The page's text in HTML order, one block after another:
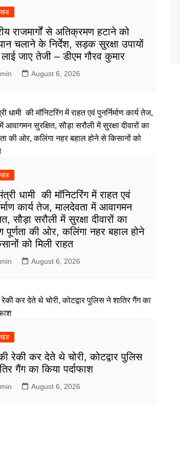
राजमार्गों से अतिक्रमण हटाने को
चलाने के निर्देश, सड़क सुरक्षा उपायों
जाए तेजी – डीएम गौरव कुमार
August 6, 2026
धामी की मॉनिटरिंग में राहत एवं
कार्य तेज, मालदेवता में आवागमन
सौड़ा सरौली में सुरक्षा दीवारों का
पूर्णता की ओर, कलिंगा नहर बहाल होने
को मिली राहत
August 6, 2026
रेकी कर देते थे चोरी, कोटद्वार पुलिस
गैंग का किया पर्दाफाश
August 6, 2026